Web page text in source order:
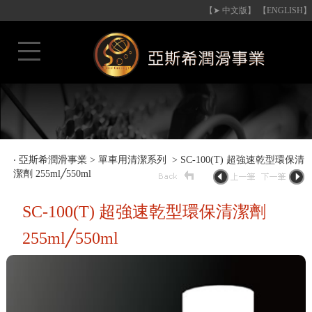
【➤ 中文版】 【ENGLISH】
‧ 亞斯希潤滑事業> 單車用清潔系列
> SC-100(T) 超強速乾型環保清
潔劑 255ml╱550ml
SC-100(T) 超強速乾型環保清潔劑
255ml╱550ml